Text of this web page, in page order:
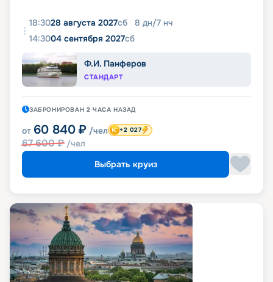
18:3028 августа 2027сб 8 дн/7 нч
14:3004 сентября 2027сб
Ф.И. Панферов
СТАНДАРТ
ЗАБРОНИРОВАН 2 ЧАСА НАЗАД
от 60 840 ₽ /чел
67 600₽ /чел
+2 027
Выбрать круиз